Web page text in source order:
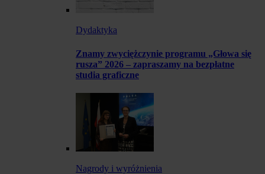
Dydaktyka
Znamy zwyciężczynie programu „Głowa się
rusza” 2026 – zapraszamy na bezpłatne
studia graficzne
Nagrody i wyróżnienia